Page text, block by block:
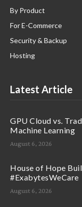
By Product
For E-Commerce
Security & Backup
Hosting
Latest Article
GPU Cloud vs.
Machine Learning
August 6, 2026
House of Hope
#ExabytesWeCare
August 6, 2026